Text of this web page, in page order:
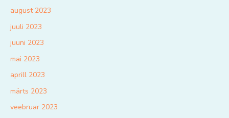
august 2023
juuli 2023
juuni 2023
mai 2023
aprill 2023
märts 2023
veebruar 2023